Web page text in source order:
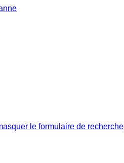
le formulaire de recherche